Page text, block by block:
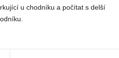
u chodníku a počítat s delší